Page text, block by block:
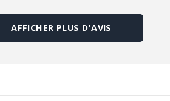
AFFICHER PLUS D'AVIS